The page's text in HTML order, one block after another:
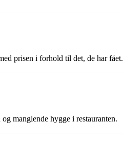
prisen i forhold til det, de har fået.
manglende hygge i restauranten.